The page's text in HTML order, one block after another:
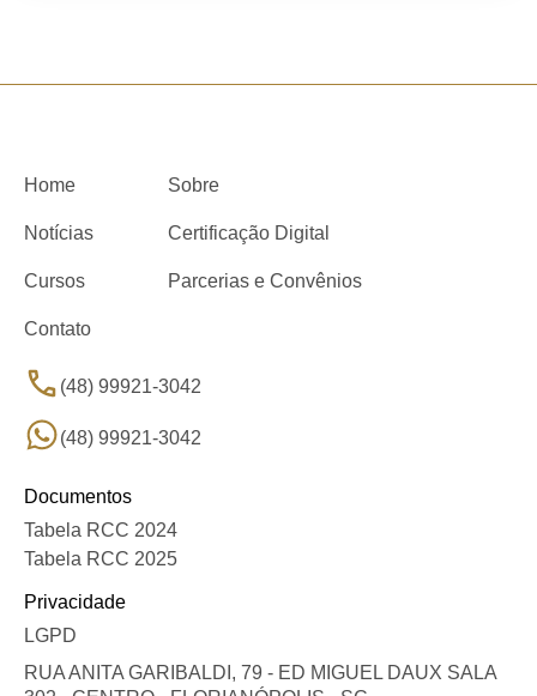
Home Sobre
Notícias Certificação Digital
Cursos Parcerias e Convênios
Contato
(48) 99921-3042
(48) 99921-3042
Documentos
Tabela RCC 2024
Tabela RCC 2025
Privacidade
LGPD
RUA ANITA GARIBALDI, 79 - ED MIGUEL DAUX SALA